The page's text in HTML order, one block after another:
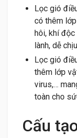
Lọc gió
có thêm
hôi, khí
lành, dễ
Lọc gió
thêm lớp
virus,…
toàn cho
Cấu